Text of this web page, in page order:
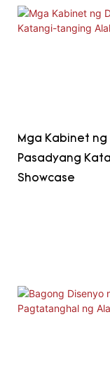
Mga Kabinet ng
Pasadyang
Showcase